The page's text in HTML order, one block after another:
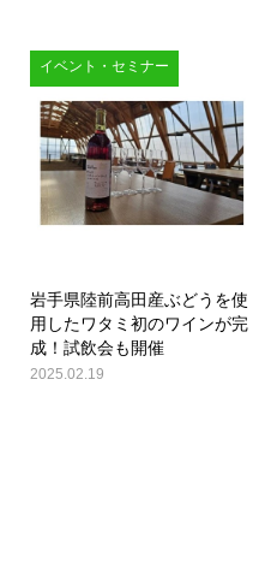
イベント・セミナー
岩手県陸前高田産ぶどうを使
用したワタミ初のワインが完
成！試飲会も開催
2025.02.19